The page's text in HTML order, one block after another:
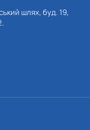
шлях, буд. 19,